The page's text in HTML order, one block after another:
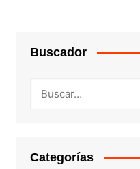
Buscador
Categorías